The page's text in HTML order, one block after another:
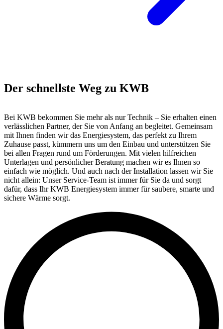
Der schnellste Weg zu KWB
Bei KWB bekommen Sie mehr als nur Technik – Sie erhalten einen
verlässlichen Partner, der Sie von Anfang an begleitet. Gemeinsam
mit Ihnen finden wir das Energiesystem, das perfekt zu Ihrem
Zuhause passt, kümmern uns um den Einbau und unterstützen Sie
bei allen Fragen rund um Förderungen. Mit vielen hilfreichen
Unterlagen und persönlicher Beratung machen wir es Ihnen so
einfach wie möglich. Und auch nach der Installation lassen wir Sie
nicht allein: Unser Service-Team ist immer für Sie da und sorgt
dafür, dass Ihr KWB Energiesystem immer für saubere, smarte und
sichere Wärme sorgt.